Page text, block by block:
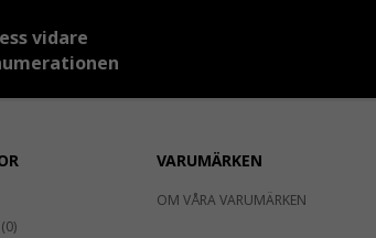
vidare
VARUMÄRKEN
OM VÅRA VARUMÄRKEN